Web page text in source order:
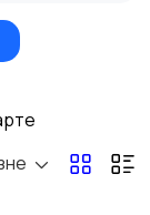
гарнитуры